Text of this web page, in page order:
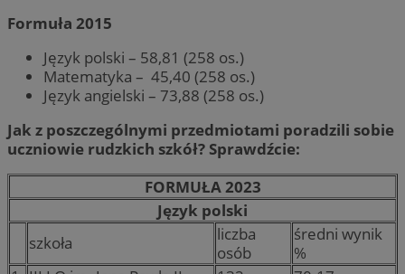
Formuła 2015
Język polski – 58,81 (258 os.)
Matematyka – 45,40 (258 os.)
Język angielski – 73,88 (258 os.)
Jak z poszczególnymi przedmiotami poradzili sobie
uczniowie rudzkich szkół? Sprawdźcie:
FORMUŁA 2023
Język polski
szkoła
liczba
osób
średni wynik
%